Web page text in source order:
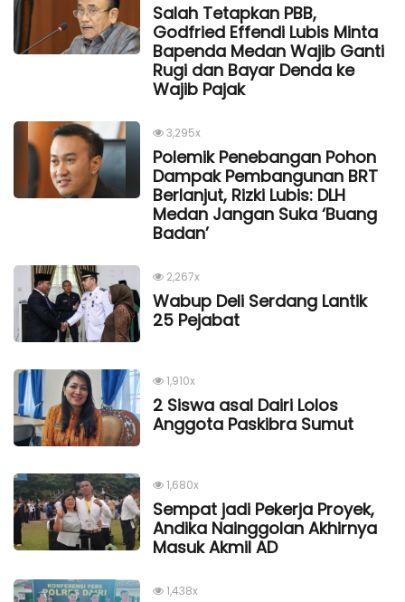
Salah Tetapkan PBB,
Godfried Effendi Lubis Minta
Bapenda Medan Wajib Ganti
Rugi dan Bayar Denda ke
Wajib Pajak
3,295x
Polemik Penebangan Pohon
Dampak Pembangunan BRT
Berlanjut, Rizki Lubis: DLH
Medan Jangan Suka ‘Buang
Badan’
2,267x
Wabup Deli Serdang Lantik
25 Pejabat
1,910x
2 Siswa asal Dairi Lolos
Anggota Paskibra Sumut
1,680x
Sempat jadi Pekerja Proyek,
Andika Nainggolan Akhirnya
Masuk Akmil AD
1,438x